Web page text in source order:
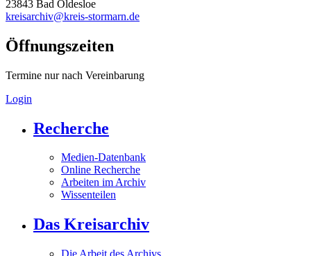
23843 Bad Oldesloe
kreisarchiv@kreis-stormarn.de
Öffnungszeiten
Termine nur nach Vereinbarung
Login
Recherche
Medien-Datenbank
Online Recherche
Arbeiten im Archiv
Wissenteilen
Das Kreisarchiv